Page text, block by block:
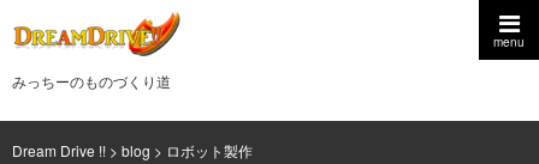
menu
みっちーのものづくり道
Dream Drive !! > blog > ロボット製作